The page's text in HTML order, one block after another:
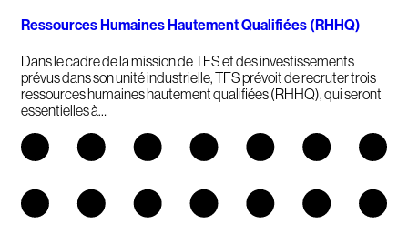
Ressources Humaines Hautement Qualifiées (RHHQ)
Dans le cadre de la mission de TFS et des investissements
prévus dans son unité industrielle, TFS prévoit de recruter trois
ressources humaines hautement qualifiées (RHHQ), qui seront
essentielles à…